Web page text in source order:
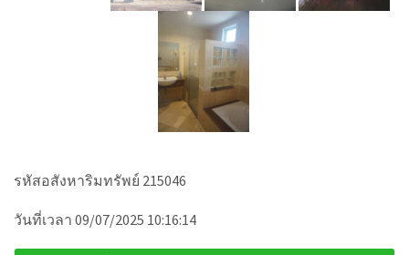
รหัสอสังหาริมทรัพย์ 215046
วันที่เวลา 09/07/2025 10:16:14